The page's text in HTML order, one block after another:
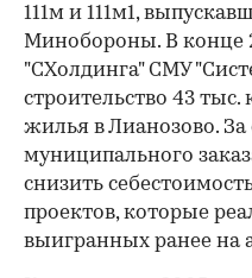
111м и 111м1,
Минобороны. В конце
"СХолдинга" СМУ
строительство 43
жилья в Лианозово. За
муниципального
снизить
проектов, которые
выигранных ранее на